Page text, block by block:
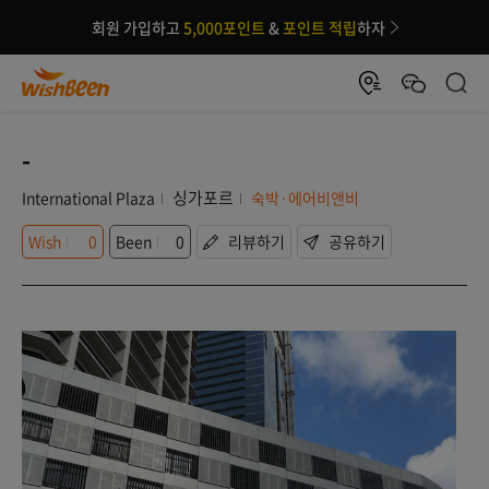
회원 가입하고 5,000포인트 &포인트 적립하자
-
International Plaza 싱가포르
숙박·에어비앤비
Wish
0 Been 0 리뷰하기 공유하기